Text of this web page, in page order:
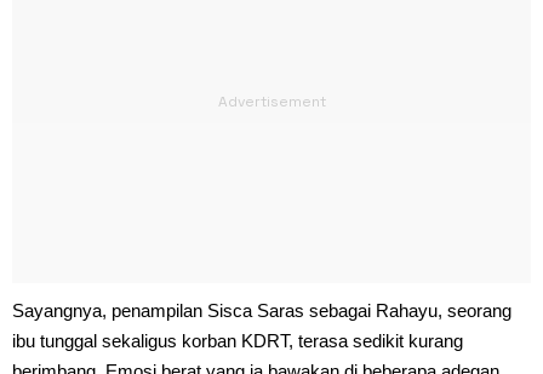
Sayangnya, penampilan Sisca Saras sebagai Rahayu, seorang
ibu tunggal sekaligus korban KDRT, terasa sedikit kurang